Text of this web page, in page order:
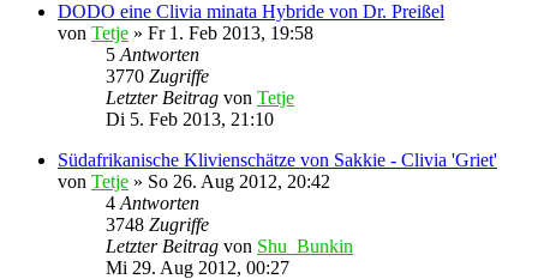
DODO eine Clivia minata Hybride von Dr. Preißel
von Tetje » Fr 1. Feb 2013, 19:58
5 Antworten
3770 Zugriffe
Letzter Beitrag von Tetje
Di 5. Feb 2013, 21:10
Südafrikanische Klivienschätze von Sakkie - Clivia 'Griet'
von Tetje » So 26. Aug 2012, 20:42
4 Antworten
3748 Zugriffe
Letzter Beitrag von Shu_Bunkin
Mi 29. Aug 2012, 00:27